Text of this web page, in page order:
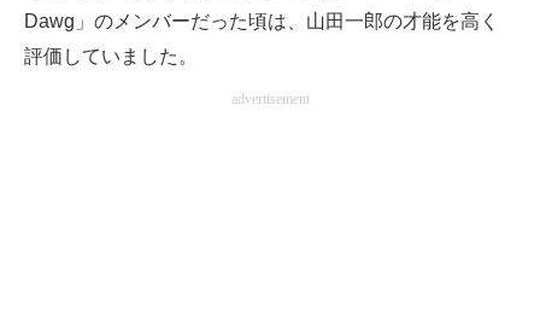
Dawg」のメンバーだった頃は、山田一郎の才能を高く
評価していました。
advertisement